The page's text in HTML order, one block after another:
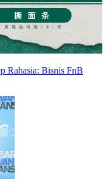
Rahasia: Bisnis FnB